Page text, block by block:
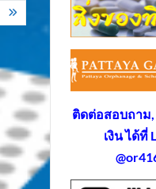
ติดต่อสอบถาม
เงิน ได้ที่